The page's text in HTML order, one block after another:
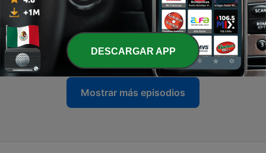
24 mar. 2021
8 - Historias de Fantasmas de Charles Dickens, Cuarta
Historia
16 mar. 2021
Mostrar más episodios
DESCARGAR APP